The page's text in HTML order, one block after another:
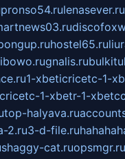
pronso54.rulenasever.ru
hostel65.ru
gnalis.ru
1-xbeticricetc-1-
cricetc-1-xbetr-1-
top-halyava.ru
2.ru3-d-file.ru
shaggy-cat.ruopsmgr.ru